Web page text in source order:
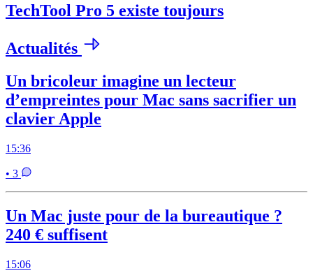
TechTool Pro 5 existe toujours
Actualités
Un bricoleur imagine un lecteur
d’empreintes pour Mac sans sacrifier un
clavier Apple
15:36
• 3
Un Mac juste pour de la bureautique ?
240 € suffisent
15:06